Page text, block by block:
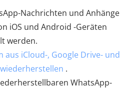
Nachrichten und Anhänge
iOS und Android -Geräten
werden.
aus iCloud-, Google Drive- und
.
WhatsApp-